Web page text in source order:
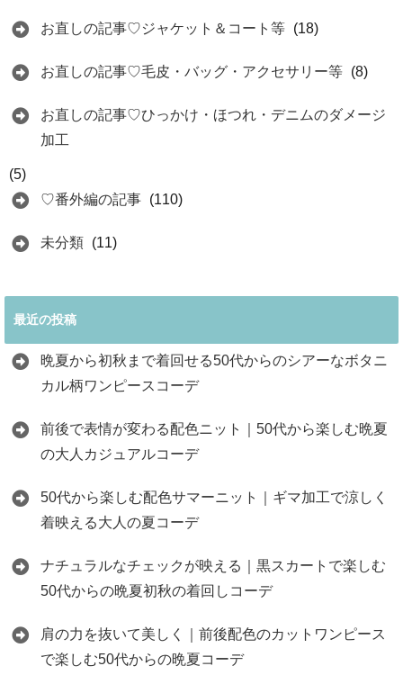
お直しの記事♡ジャケット＆コート等 (18)
お直しの記事♡毛皮・バッグ・アクセサリー等 (8)
お直しの記事♡ひっかけ・ほつれ・デニムのダメージ
加工
(5)
♡番外編の記事 (110)
未分類 (11)
最近の投稿
晩夏から初秋まで着回せる50代からのシアーなボタニ
カル柄ワンピースコーデ
前後で表情が変わる配色ニット｜50代から楽しむ晩夏
の大人カジュアルコーデ
50代から楽しむ配色サマーニット｜ギマ加工で涼しく
着映える大人の夏コーデ
ナチュラルなチェックが映える｜黒スカートで楽しむ
50代からの晩夏初秋の着回しコーデ
肩の力を抜いて美しく｜前後配色のカットワンピース
で楽しむ50代からの晩夏コーデ